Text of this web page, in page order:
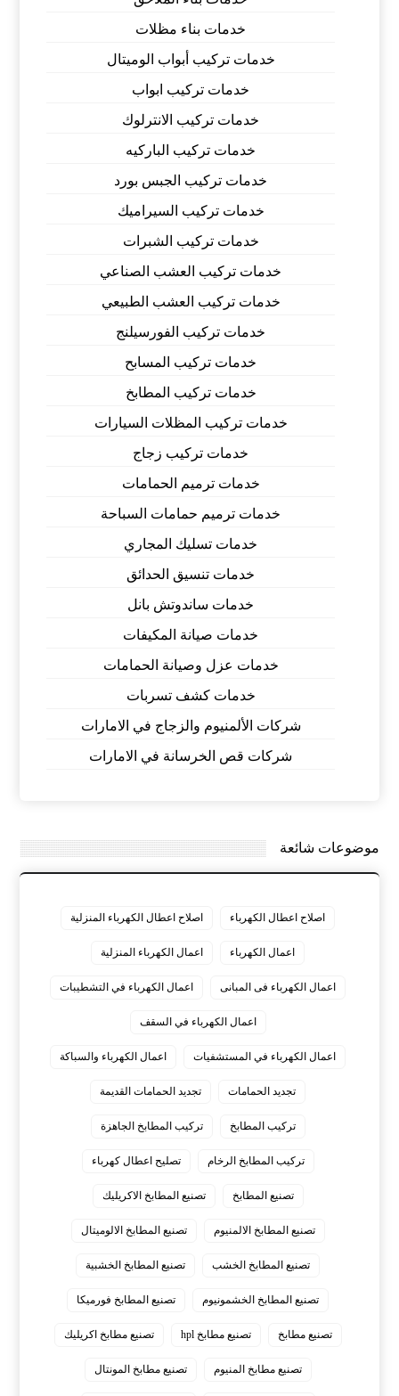
خدمات بناء مظلات
خدمات تركيب أبواب الوميتال
خدمات تركيب ابواب
خدمات تركيب الانترلوك
خدمات تركيب الباركيه
خدمات تركيب الجبس بورد
خدمات تركيب السيراميك
خدمات تركيب الشبرات
خدمات تركيب العشب الصناعي
خدمات تركيب العشب الطبيعي
خدمات تركيب الفورسيلنج
خدمات تركيب المسابح
خدمات تركيب المطابخ
خدمات تركيب المظلات السيارات
خدمات تركيب زجاج
خدمات ترميم الحمامات
خدمات ترميم حمامات السباحة
خدمات تسليك المجاري
خدمات تنسيق الحدائق
خدمات ساندوتش بانل
خدمات صيانة المكيفات
خدمات عزل وصيانة الحمامات
خدمات كشف تسربات
شركات الألمنيوم والزجاج في الامارات
شركات قص الخرسانة في الامارات
موضوعات شائعة
اصلاح اعطال الكهرباء اصلاح اعطال الكهرباء المنزلية
اعمال الكهرباء اعمال الكهرباء المنزلية
اعمال الكهرباء فى المبانى اعمال الكهرباء في التشطيبات
اعمال الكهرباء في السقف
اعمال الكهرباء في المستشفيات اعمال الكهرباء والسباكة
تجديد الحمامات تجديد الحمامات القديمة
تركيب المطابخ تركيب المطابخ الجاهزة
تركيب المطابخ الرخام تصليح اعطال كهرباء
تصنيع المطابخ تصنيع المطابخ الاكريليك
تصنيع المطابخ الالمنيوم تصنيع المطابخ الالوميتال
تصنيع المطابخ الخشب تصنيع المطابخ الخشبية
تصنيع المطابخ الخشمونيوم تصنيع المطابخ فورميكا
تصنيع مطابخ تصنيع مطابخ hpl تصنيع مطابخ اكريليك
تصنيع مطابخ المنيوم تصنيع مطابخ المونتال